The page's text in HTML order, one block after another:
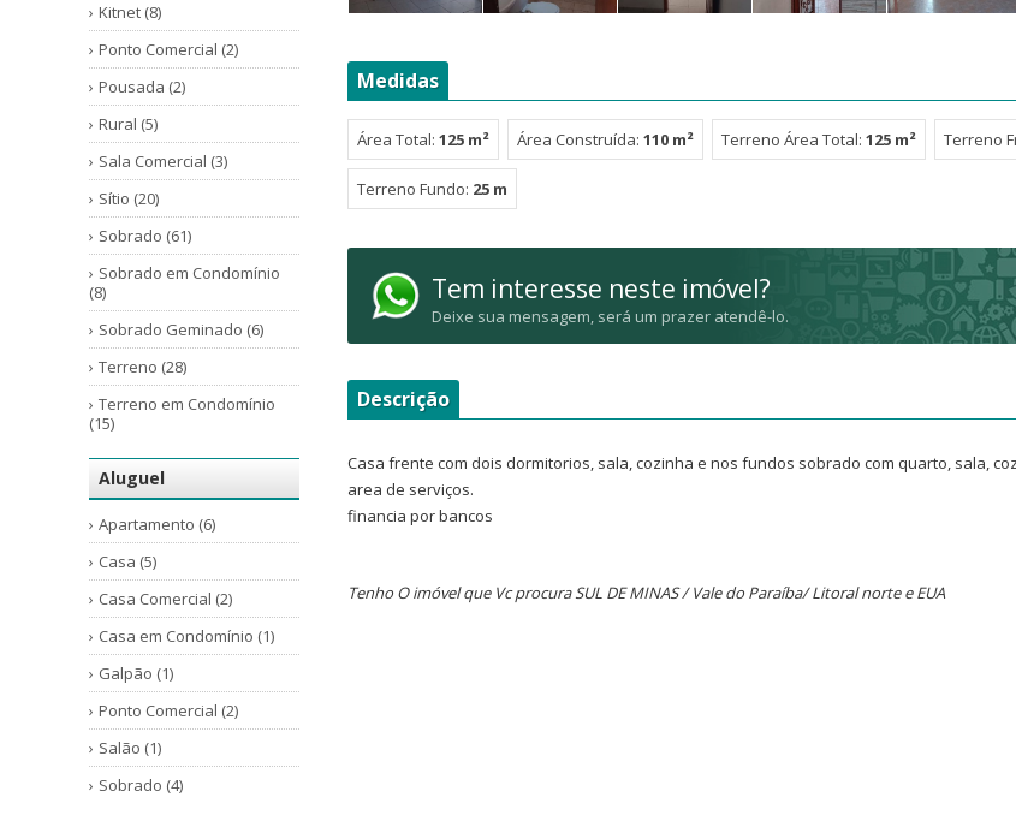
Medidas
Área Total: 125 m² Área Construída: 110 m² Terreno Área Total: 125 m² Terreno
Terreno Fundo: 25 m
Tem interesse neste imóvel?
Deixe sua mensagem, será um prazer atendê-lo.
Descrição
Casa frente com dois dormitorios, sala, cozinha e nos fundos sobrado com quarto, sala,
area de serviços.
financia por bancos
Tenho O imóvel que Vc procura SUL DE MINAS / Vale do Paraíba/ Litoral norte e EUA
Kitnet (8)
Ponto Comercial (2)
Pousada (2)
Rural (5)
Sala Comercial (3)
Sítio (20)
Sobrado (61)
Sobrado em Condomínio
(8)
Sobrado Geminado (6)
Terreno (28)
Terreno em Condomínio
(15)
Aluguel
Apartamento (6)
Casa (5)
Casa Comercial (2)
Casa em Condomínio (1)
Galpão (1)
Ponto Comercial (2)
Salão (1)
Sobrado (4)